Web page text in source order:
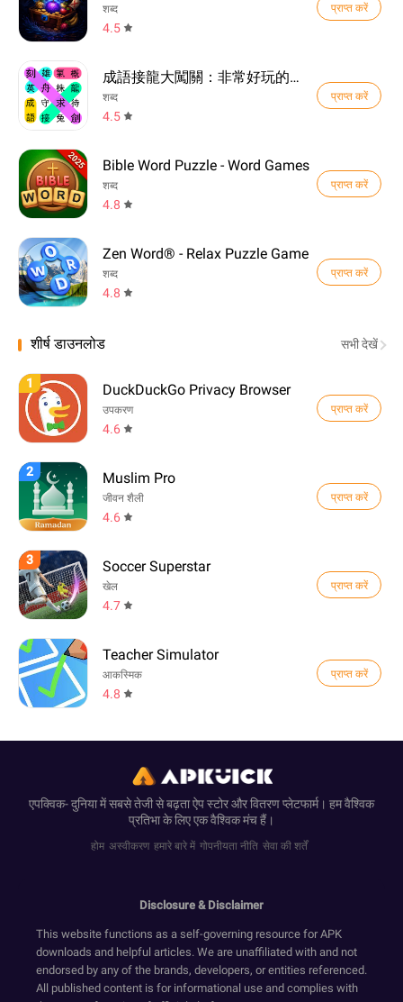
शब्द
4.5
प्राप्त करें
成語接龍大闖關：非常好玩的單機益智小遊戲
शब्द
4.5
प्राप्त करें
Bible Word Puzzle - Word Games
शब्द
4.8
प्राप्त करें
Zen Word® - Relax Puzzle Game
शब्द
4.8
प्राप्त करें
शीर्ष डाउनलोड सभी देखें
1 DuckDuckGo Privacy Browser
उपकरण
4.6
प्राप्त करें
2 Muslim Pro
जीवन शैली
4.6
प्राप्त करें
3 Soccer Superstar
खेल
4.7
प्राप्त करें
Teacher Simulator
आकस्मिक
4.8
प्राप्त करें
एपक्विक- दुनिया में सबसे तेजी से बढ़ता ऐप स्टोर और वितरण प्लेटफार्म। हम वैश्विक
प्रतिभा के लिए एक वैश्विक मंच हैं।
होम अस्वीकरण हमारे बारे में गोपनीयता नीति सेवा की शर्तें
Disclosure & Disclaimer
This website functions as a self-governing resource for APK
downloads and helpful articles. We are unaffiliated with and not
endorsed by any of the brands, developers, or entities referenced.
All published content is for informational use and complies with